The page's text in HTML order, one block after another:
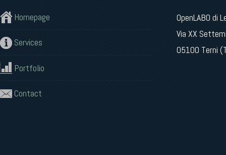
Homepage
Services
Portfolio
Contact
OpenLABO di
Via XX
05100 Terni